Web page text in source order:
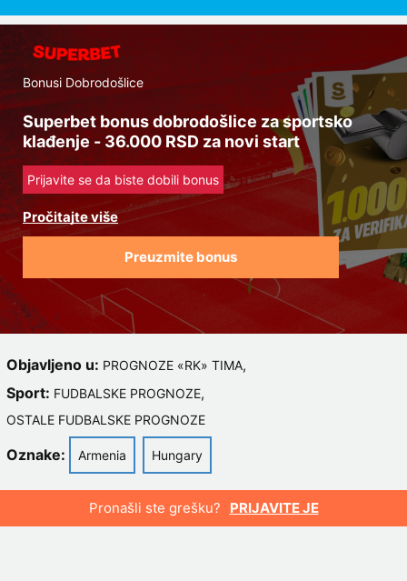
Bonusi Dobrodošlice
Superbet bonus dobrodošlice za sportsko
klađenje - 36.000 RSD za novi start
Prijavite se da biste dobili bonus
Preuzmite bonus
Objavljeno u: PROGNOZE «RK» TIMA,
Sport: FUDBALSKE PROGNOZE,
OSTALE FUDBALSKE PROGNOZE
Oznake: Armenia Hungary
Pronašli ste grešku? PRIJAVITE JE